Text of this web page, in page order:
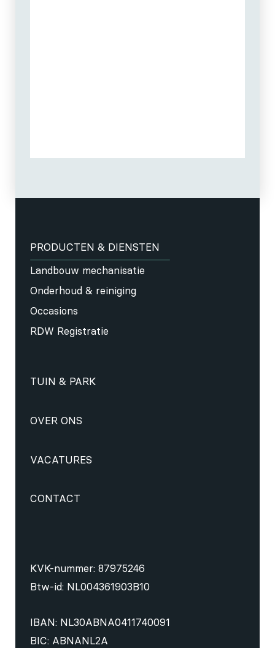
PRODUCTEN & DIENSTEN
Landbouw mechanisatie
Onderhoud & reiniging
Occasions
RDW Registratie
TUIN & PARK
OVER ONS
VACATURES
CONTACT
KVK-nummer: 87975246
Btw-id: NL004361903B10
IBAN: NL30ABNA0411740091
BIC: ABNANL2A